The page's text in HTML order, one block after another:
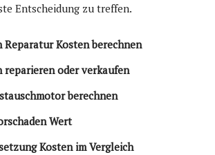
Entscheidung zu treffen.
Reparatur Kosten berechnen
reparieren oder verkaufen
berechnen
Wert
Kosten im Vergleich